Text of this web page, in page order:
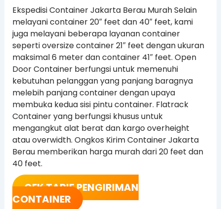
Ekspedisi Container Jakarta Berau Murah Selain
melayani container 20″ feet dan 40″ feet, kami
juga melayani beberapa layanan container
seperti oversize container 21″ feet dengan ukuran
maksimal 6 meter dan container 41″ feet. Open
Door Container berfungsi untuk memenuhi
kebutuhan pelanggan yang panjang baragnya
melebih panjang container dengan upaya
membuka kedua sisi pintu container. Flatrack
Container yang berfungsi khusus untuk
mengangkut alat berat dan kargo overheight
atau overwidth. Ongkos Kirim Container Jakarta
Berau memberikan harga murah dari 20 feet dan
40 feet.
CEK TARIF PENGIRIMAN
CONTAINER